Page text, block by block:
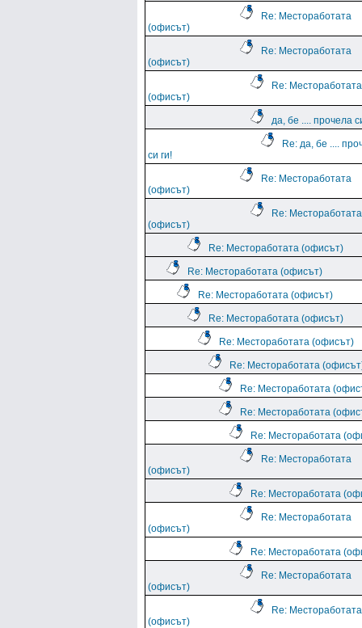
Re: Местоработата
(офисът)
Re: Местоработата
(офисът)
Re: Местоработата
(офисът)
да, бе .... прочела
Re: да, бе ....
си ги!
Re: Местоработата
(офисът)
Re: Местоработата
(офисът)
Re: Местоработата (офисът)
Re: Местоработата (офисът)
Re: Местоработата (офисът)
Re: Местоработата (офисът)
Re: Местоработата (офисът)
Re: Местоработата
Re: Местоработата
Re: Местоработата
Re: Местоработата
Re: Местоработата
(офисът)
Re: Местоработата
Re: Местоработата
(офисът)
Re: Местоработата
Re: Местоработата
(офисът)
Re: Местоработата
(офисът)